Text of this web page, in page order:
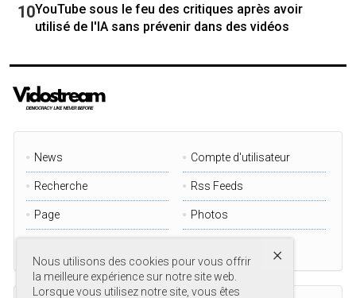
Justin Trudeau et ses homologues des provinces ont discuté du
Trump, le 15 janvier dernier. PHOTO : LA PRESSE CANADIENNE /
JUSTIN TANG
C’est le branle-bas de combat à Ottawa depuis
les dernières semaines pour tenter de
coordonner une éventuelle réponse canadienne
face aux tarifs douaniers, au moment où des
YouTube sous le feu des critiques après avoir
utilisé de l'IA sans prévenir dans des vidéos
News Compte d'utilisateur
Recherche Rss Feeds
Page Photos
×
Nous utilisons des cookies pour vous offrir
la meilleure expérience sur notre site web.
Lorsque vous utilisez notre site, vous êtes